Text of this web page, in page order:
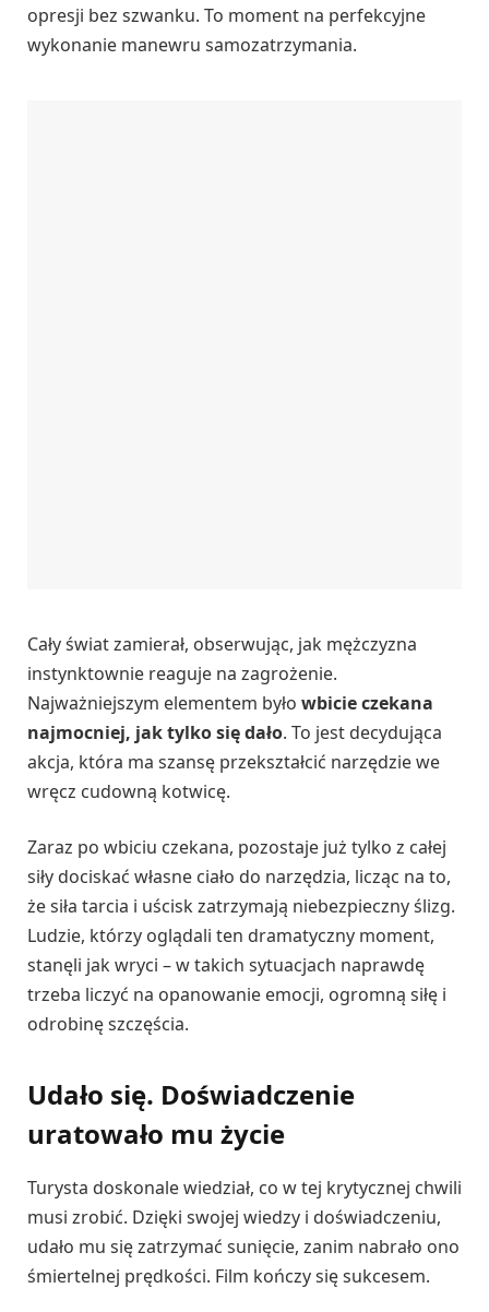
opresji bez szwanku. To moment na perfekcyjne
wykonanie manewru samozatrzymania.
Cały świat zamierał, obserwując, jak mężczyzna
instynktownie reaguje na zagrożenie.
Najważniejszym elementem było wbicie czekana
najmocniej, jak tylko się dało. To jest decydująca
akcja, która ma szansę przekształcić narzędzie we
wręcz cudowną kotwicę.
Zaraz po wbiciu czekana, pozostaje już tylko z całej
siły dociskać własne ciało do narzędzia, licząc na to,
że siła tarcia i uścisk zatrzymają niebezpieczny ślizg.
Ludzie, którzy oglądali ten dramatyczny moment,
stanęli jak wryci – w takich sytuacjach naprawdę
trzeba liczyć na opanowanie emocji, ogromną siłę i
odrobinę szczęścia.
Udało się. Doświadczenie
uratowało mu życie
Turysta doskonale wiedział, co w tej krytycznej chwili
musi zrobić. Dzięki swojej wiedzy i doświadczeniu,
udało mu się zatrzymać sunięcie, zanim nabrało ono
śmiertelnej prędkości. Film kończy się sukcesem.